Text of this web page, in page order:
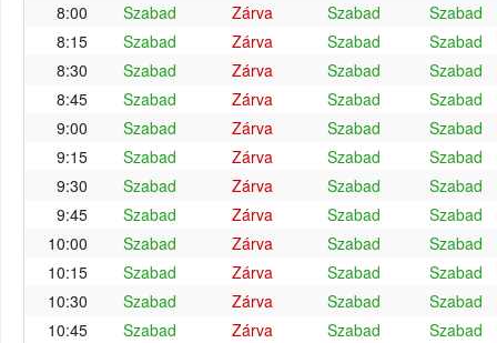
8:00
Szabad Zárva Szabad
Szabad
8:15
Szabad Zárva Szabad
Szabad
8:30
Szabad Zárva Szabad
Szabad
8:45
Szabad Zárva Szabad
Szabad
9:00
Szabad Zárva Szabad
Szabad
9:15
Szabad Zárva Szabad
Szabad
9:30
Szabad Zárva Szabad
Szabad
9:45
Szabad Zárva Szabad
Szabad
10:00
Szabad Zárva Szabad
Szabad
10:15
Szabad Zárva Szabad
Szabad
10:30
Szabad Zárva Szabad
Szabad
10:45
Szabad Zárva Szabad
Szabad